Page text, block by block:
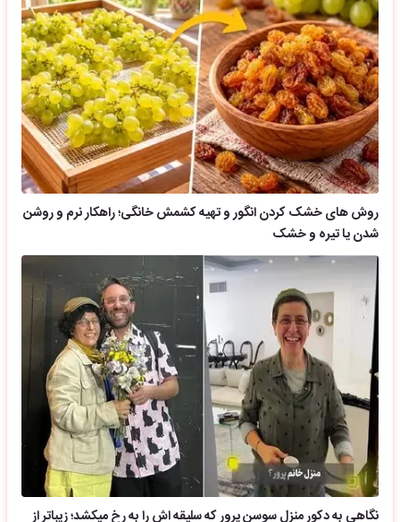
روش های خشک کردن انگور و تهیه کشمش خانگی؛ راهکار نرم و روشن
شدن یا تیره و خشک
نگاهی به دکور منزل سوسن پرور که سلیقه اش را به رخ میکشد؛ زیباتر از